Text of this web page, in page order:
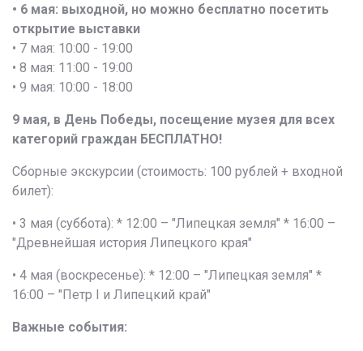
• 6 мая: выходной, но можно бесплатно посетить
открытие выставки
• 7 мая: 10:00 - 19:00
• 8 мая: 11:00 - 19:00
• 9 мая: 10:00 - 18:00
9 мая, в День Победы, посещение музея для всех
категорий граждан БЕСПЛАТНО!
Сборные экскурсии (стоимость: 100 рублей + входной
билет):
• 3 мая (суббота): * 12:00 – "Липецкая земля" * 16:00 –
"Древнейшая история Липецкого края"
• 4 мая (воскресенье): * 12:00 – "Липецкая земля" *
16:00 – "Петр I и Липецкий край"
Важные события: